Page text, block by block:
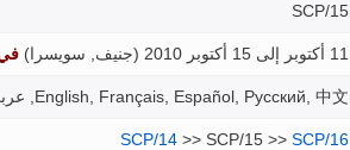
SCP/15
11 أكتوبر إلى 15 أكتوبر 2010 ( جنيف, سويسرا)
English, Français, Español, Русский, 中文, عربي
SCP/14 >> SCP/15 >> SCP/16